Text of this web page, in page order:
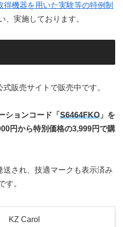
得機器を用いた実験等の特例制
、実施しております。
販売サイトで販売中です。
ションコード「 S6464FKO 」を
円から特別価格の3,999円で購
送され、技適マークも表示済み
す。
KZ Carol